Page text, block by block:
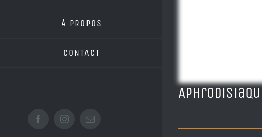
À PROPOS
CONTACT
FacebookInstagramEmail